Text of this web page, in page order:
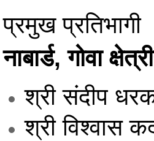
प्रमुख प्रतिभागी
नाबार्ड, गोवा
श्री संदीप
श्री विश्वास